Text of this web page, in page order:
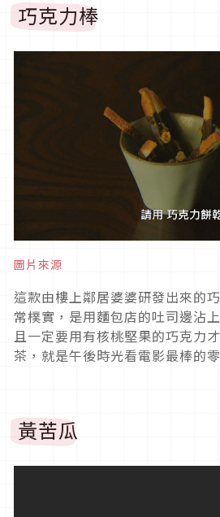
巧克力棒
圖片來源
這款由樓上鄰居婆婆研發出來的
常樸實，是用麵包店的吐司邊沾
且一定要用有核桃堅果的巧克力
茶，就是午後時光看電影最棒的零
黃苦瓜